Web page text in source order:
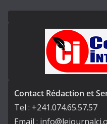
Contact Rédaction et
Tel : +241.074.65.57.57
Email :